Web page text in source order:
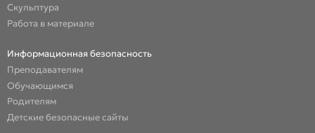
Скульптура
Работа в материале
Информационная безопасность
Преподавателям
Обучающимся
Родителям
Детские безопасные сайты